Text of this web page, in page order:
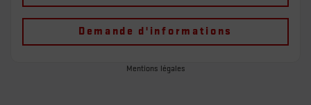
Demande d'informations
Mentions légales